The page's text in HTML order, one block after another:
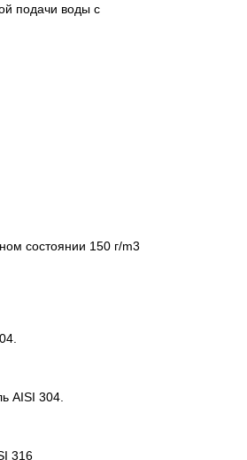
подачи воды с
состоянии 150 г/m3
AISI 304.
316